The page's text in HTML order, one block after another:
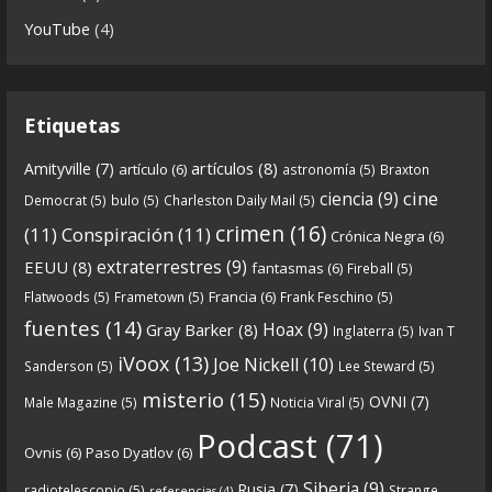
Crónicas de Nantucket
5 years ago
Crónicas De Nantucket on Twitter
Próximamente en el #Podcast
de Crónicas de
https://twitter.com/CDNantucket/status/13336753
52049274880?s=19
“Próximamente en el#podcastde Crónicas de
YouTube (4)
Etiquetas
Amityville (7) artículo (6) artículos (8) astronomía (5) Braxton
Democrat (5) bulo (5) Charleston Daily Mail (5) ciencia (9) cine
(11) Conspiración (11) crimen (16) Crónica Negra (6)
EEUU (8) extraterrestres (9) fantasmas (6) Fireball (5)
Flatwoods (5) Frametown (5) Francia (6) Frank Feschino (5)
fuentes (14) Gray Barker (8) Hoax(9) Inglaterra (5) Ivan T
Sanderson (5) iVoox (13) Joe Nickell (10) Lee Steward (5)
Male Magazine (5) misterio (15) Noticia Viral (5) OVNI (7)
Ovnis (6) Paso Dyatlov (6) Podcast (71)